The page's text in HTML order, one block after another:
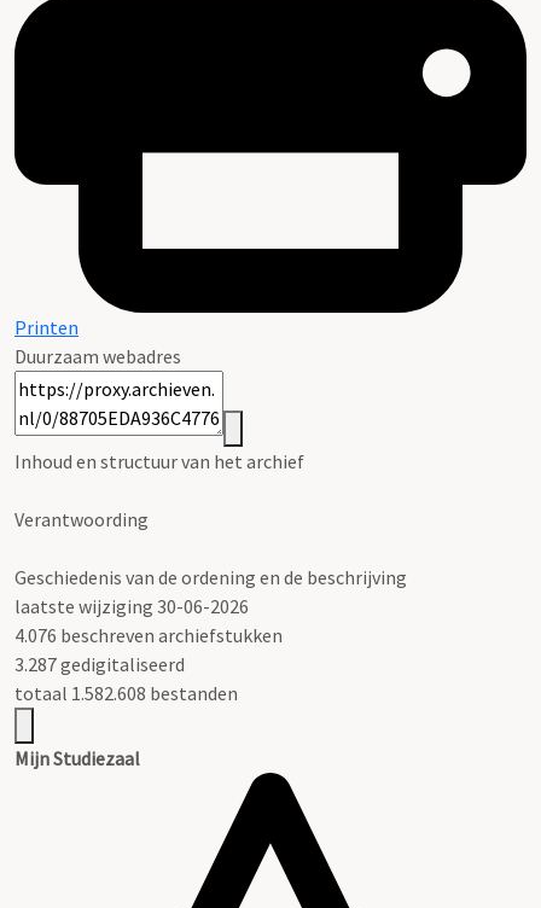
Printen
Duurzaam webadres
Inhoud en structuur van het archief
Verantwoording
Geschiedenis van de ordening en de beschrijving
laatste wijziging 30-06-2026
4.076 beschreven archiefstukken
3.287 gedigitaliseerd
totaal 1.582.608 bestanden
Mijn Studiezaal